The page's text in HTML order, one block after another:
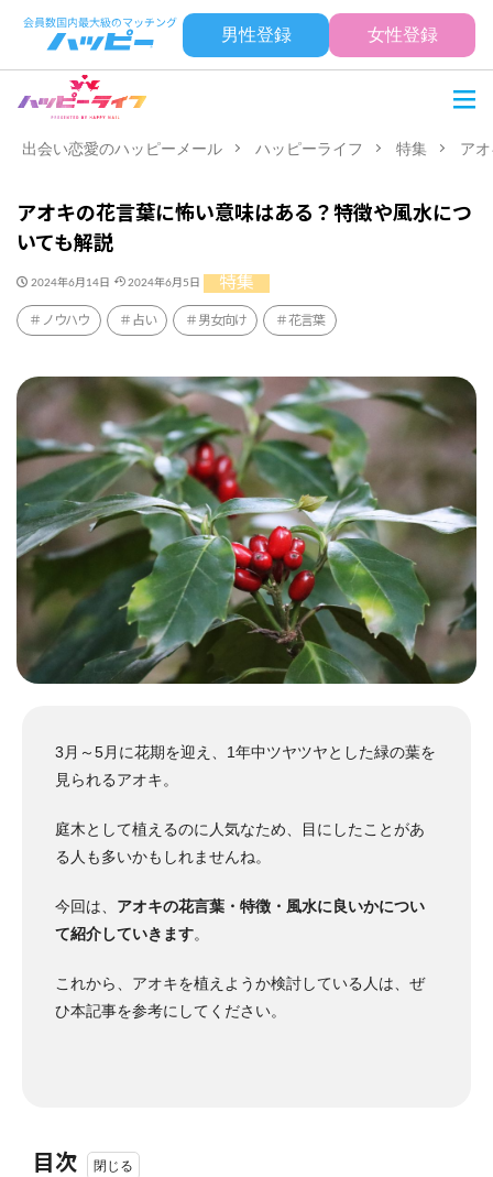
男性登録 女性登録
出会い恋愛のハッピーメール ハッピーライフ 特集 ア
アオキの花言葉に怖い意味はある？特徴や風水につ
いても解説
2024年6月14日 2024年6月5日 特集
ノウハウ 占い 男女向け 花言葉
3月～5月に花期を迎え、1年中ツヤツヤとした緑の葉を
見られるアオキ。
庭木として植えるのに人気なため、目にしたことがあ
る人も多いかもしれませんね。
今回は、 アオキの花言葉・特徴・風水に良いかについ
て紹介していきます。
これから、アオキを植えようか検討している人は、ぜ
ひ本記事を参考にしてください。
目次